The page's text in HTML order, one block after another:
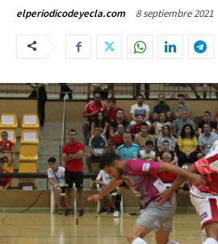
elperiodicodeyecla.com 8 septiembre 2021